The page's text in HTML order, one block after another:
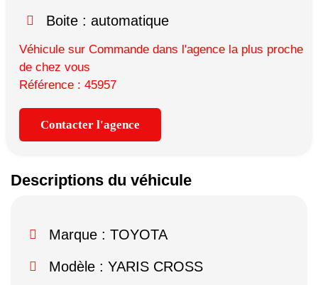
Boite : automatique
Véhicule sur Commande dans l'agence la plus proche
de chez vous
Référence : 45957
Contacter l'agence
Descriptions du véhicule
Marque : TOYOTA
Modèle : YARIS CROSS